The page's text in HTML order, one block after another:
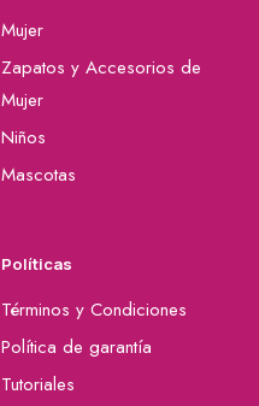
Mujer
Zapatos y Accesorios de
Mujer
Niños
Mascotas
Políticas
Términos y Condiciones
Política de garantía
Tutoriales